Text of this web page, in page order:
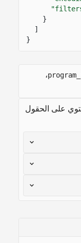
}
]
}
،
على الحقول